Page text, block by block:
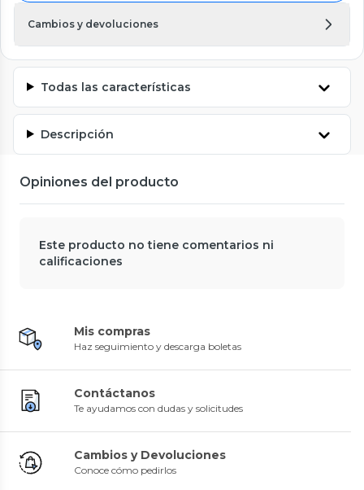
Cambios y devoluciones
Todas las características
Descripción
Opiniones del producto
Este producto no tiene comentarios ni
calificaciones
Mis compras
Haz seguimiento y descarga boletas
Contáctanos
Te ayudamos con dudas y solicitudes
Cambios y Devoluciones
Conoce cómo pedirlos